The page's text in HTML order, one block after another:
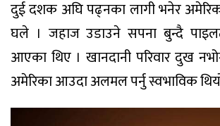
दुई दशक अघि पढ्नका लागी भनेर
घले । जहाज उडाउने सपना बुन्दै
आएका थिए । खानदानी परिवार दुख
अमेरिका आउदा अलमल पर्नु स्वभाविक